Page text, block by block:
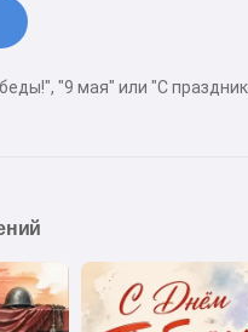
"9 мая" или "С